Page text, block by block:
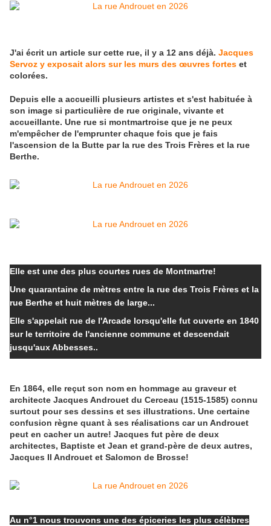
J'ai écrit un article sur cette rue, il y a 12 ans déjà. Jacques
Servoz y exposait alors sur les murs des œuvres fortes et
colorées.
Depuis elle a accueilli plusieurs artistes et s'est habituée à
son image si particulière de rue originale, vivante et
accueillante. Une rue si montmartroise que je ne peux
m'empêcher de l'emprunter chaque fois que je fais
l'ascension de la Butte par la rue des Trois Frères et la rue
Berthe.
Elle est une des plus courtes rues de Montmartre!
Une quarantaine de mètres entre la rue des Trois Frères et la
rue Berthe et huit mètres de large...
Elle s'appelait rue de l'Arcade lorsqu'elle fut ouverte en 1840
sur le territoire de l'ancienne commune et descendait
jusqu'aux Abbesses..
En 1864, elle reçut son nom en hommage au graveur et
architecte Jacques Androuet du Cerceau (1515-1585) connu
surtout pour ses dessins et ses illustrations. Une certaine
confusion règne quant à ses réalisations car un Androuet
peut en cacher un autre! Jacques fut père de deux
architectes, Baptiste et Jean et grand-père de deux autres,
Jacques II Androuet et Salomon de Brosse!
Au n°1 nous trouvons une des épiceries les plus célèbres